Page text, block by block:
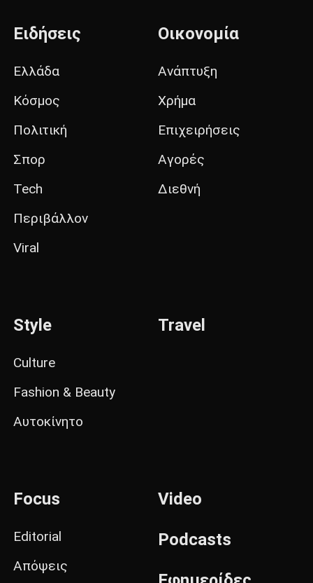
Ειδήσεις
Ελλάδα
Κόσμος
Πολιτική
Σπορ
Tech
Περιβάλλον
Viral
Οικονομία
Ανάπτυξη
Χρήμα
Επιχειρήσεις
Αγορές
Διεθνή
Style
Culture
Fashion & Beauty
Αυτοκίνητο
Travel
Focus
Editorial
Απόψεις
Video
Podcasts